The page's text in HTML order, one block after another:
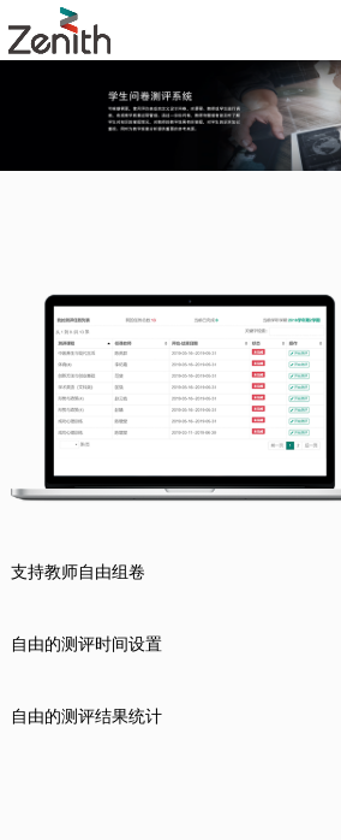
自由的测评时间设置
自由的测评结果统计
支持教师自由组卷